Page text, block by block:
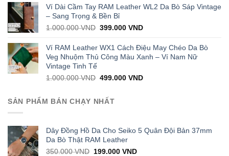
was:
1.000.000 VND.
is:
Ví Dài Cầm Tay RAM Leather WL2 Da Bò Sáp Vintage
– Sang Trọng & Bền Bỉ
1.000.000VND Original
was:
1.000.000 VND.
399.000VNDCurrent
is:
399.000 VND.
Ví RAM Leather WX1 Cách Điệu May Chéo Da Bò
Veg Nhuộm Thủ Công Màu Xanh – Ví Nam Nữ
Vintage Tinh Tế
1.000.000VND Original
was:
1.000.000 VND.
499.000VNDCurrent
SẢN PHẨM BÁN CHẠY NHẤT
Dây Đồng Hồ Da Cho Seiko 5 Quân Đội Bản 37mm
Da Bò Thật RAM Leather
350.000VND Original
199.000VNDCurrent